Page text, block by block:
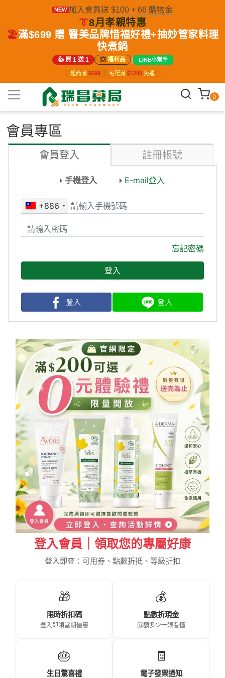
NEW 加入會員送 $100 + 66 購物金
👔8月孝親特惠
🏖️滿$699 贈 醫美品牌惜福好禮+抽妙管家料理
快煮鍋
👍 買 1 送 1 💥福利品 | LINE小幫手
超商滿 $699 宅配滿 $1200 免運
0
會員專區
會員登入 註冊帳號
手機登入 E-mail登入
+886
忘記密碼
登入
登入會員｜領取您的專屬好康
登入即查：可用券、點數折抵、等級折扣
🎁
限時折扣碼
登入即領當期優惠
💰
點數折現金
餘額多少一眼看懂
🎂
生日驚喜禮
🧾
電子發票通知